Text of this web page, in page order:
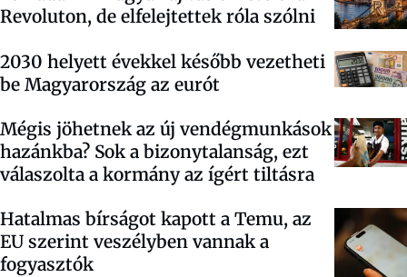
Revoluton, de elfelejtettek róla szólni
2030 helyett évekkel később vezetheti
be Magyarország az eurót
Mégis jöhetnek az új vendégmunkások
hazánkba? Sok a bizonytalanság, ezt
válaszolta a kormány az ígért tiltásra
Hatalmas bírságot kapott a Temu, az
EU szerint veszélyben vannak a
fogyasztók